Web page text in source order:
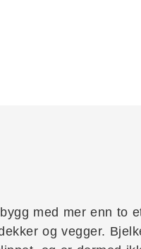
med mer enn to
og vegger.